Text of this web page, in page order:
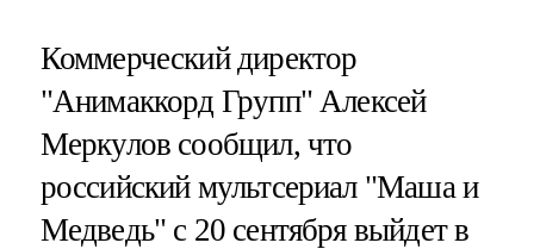
Коммерческий директор
"Анимаккорд Групп" Алексей
Меркулов сообщил, что
российский мультсериал "Маша и
Медведь" с 20 сентября выйдет в